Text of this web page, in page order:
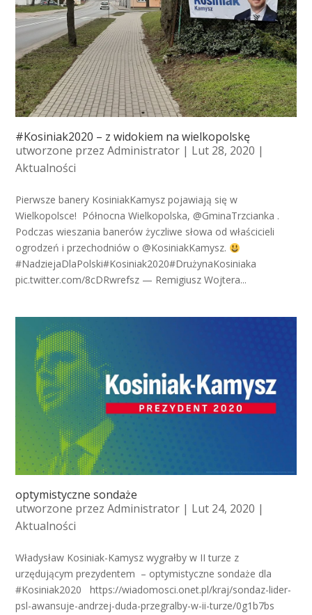
#Kosiniak2020 – z widokiem na wielkopolskę
utworzone przezAdministrator | Lut 28, 2020 |
Aktualności
Pierwsze banery KosiniakKamysz pojawiają się w
Wielkopolsce! Północna Wielkopolska, @GminaTrzcianka .
Podczas wieszania banerów życzliwe słowa od właścicieli
ogrodzeń i przechodniów o @KosiniakKamysz.
#NadziejaDlaPolski#Kosiniak2020#DrużynaKosiniaka
pic.twitter.com/8cDRwrefsz — Remigiusz Wojtera...
optymistyczne sondaże
utworzone przezAdministrator | Lut 24, 2020 |
Aktualności
Władysław Kosiniak-Kamysz wygrałby w II turze z
urzędującym prezydentem – optymistyczne sondaże dla
#Kosiniak2020 https://wiadomosci.onet.pl/kraj/sondaz-lider-
psl-awansuje-andrzej-duda-przegralby-w-ii-turze/0g1b7bs